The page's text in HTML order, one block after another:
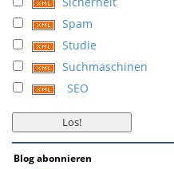
Spam
Studie
Suchmaschinen
SEO
Blog abonnieren